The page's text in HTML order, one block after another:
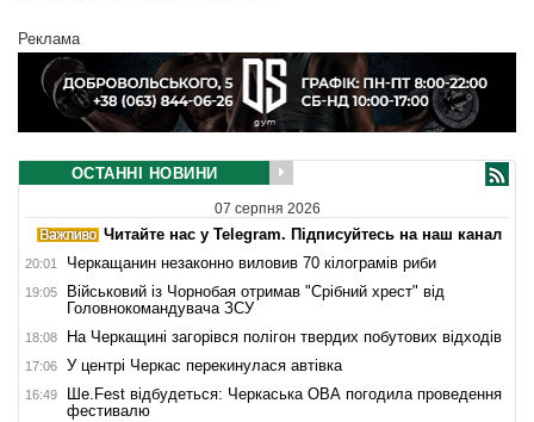
Реклама
ОСТАННІ НОВИНИ
07 серпня 2026
Читайте нас у Telegram. Підписуйтесь на наш канал
20:01 Черкащанин незаконно виловив 70 кілограмів риби
19:05
Військовий із Чорнобая отримав "Срібний хрест" від
Головнокомандувача ЗСУ
18:08 На Черкащині загорівся полігон твердих побутових відходів
17:06 У центрі Черкас перекинулася автівка
16:49
Ше.Fest відбудеться: Черкаська ОВА погодила проведення
фестивалю